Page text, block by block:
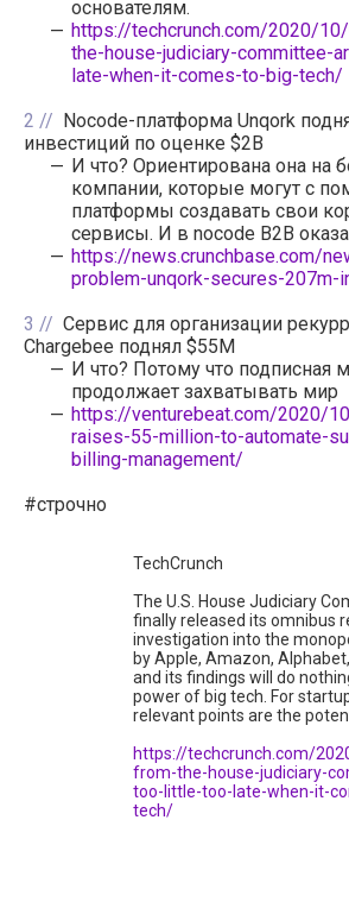
основателям.
https://techcrunch.com/2020/
the-house-judiciary-committee-
late-when-it-comes-to-big-tech/
2
Nocode-платформа Unqork
инвестиций по оценке $2B
И что? Ориентирована она на
компании, которые могут с
платформы создавать свои
сервисы. И в nocode B2B
https://news.crunchbase.com/
problem-unqork-secures-
3
Сервис для организации
Chargebee поднял $55M
И что? Потому что подписная
продолжает захватывать мир
https://venturebeat.com/2020/
raises-55-million-to-automate-
billing-management/
#строчно
TechCrunch
The U.S. House Judiciary
finally released its omnibus
investigation into the
by Apple, Amazon,
and its findings will do
power of big tech. For
relevant points are the
https://techcrunch.com/
from-the-house-judiciary-
too-little-too-late-when-it-
tech/